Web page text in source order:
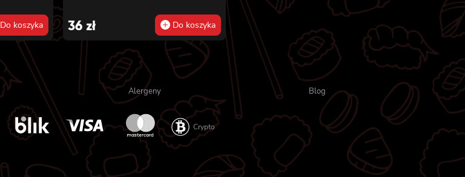
Do koszyka 36 zł Do koszyka
Alergeny Blog
Crypto